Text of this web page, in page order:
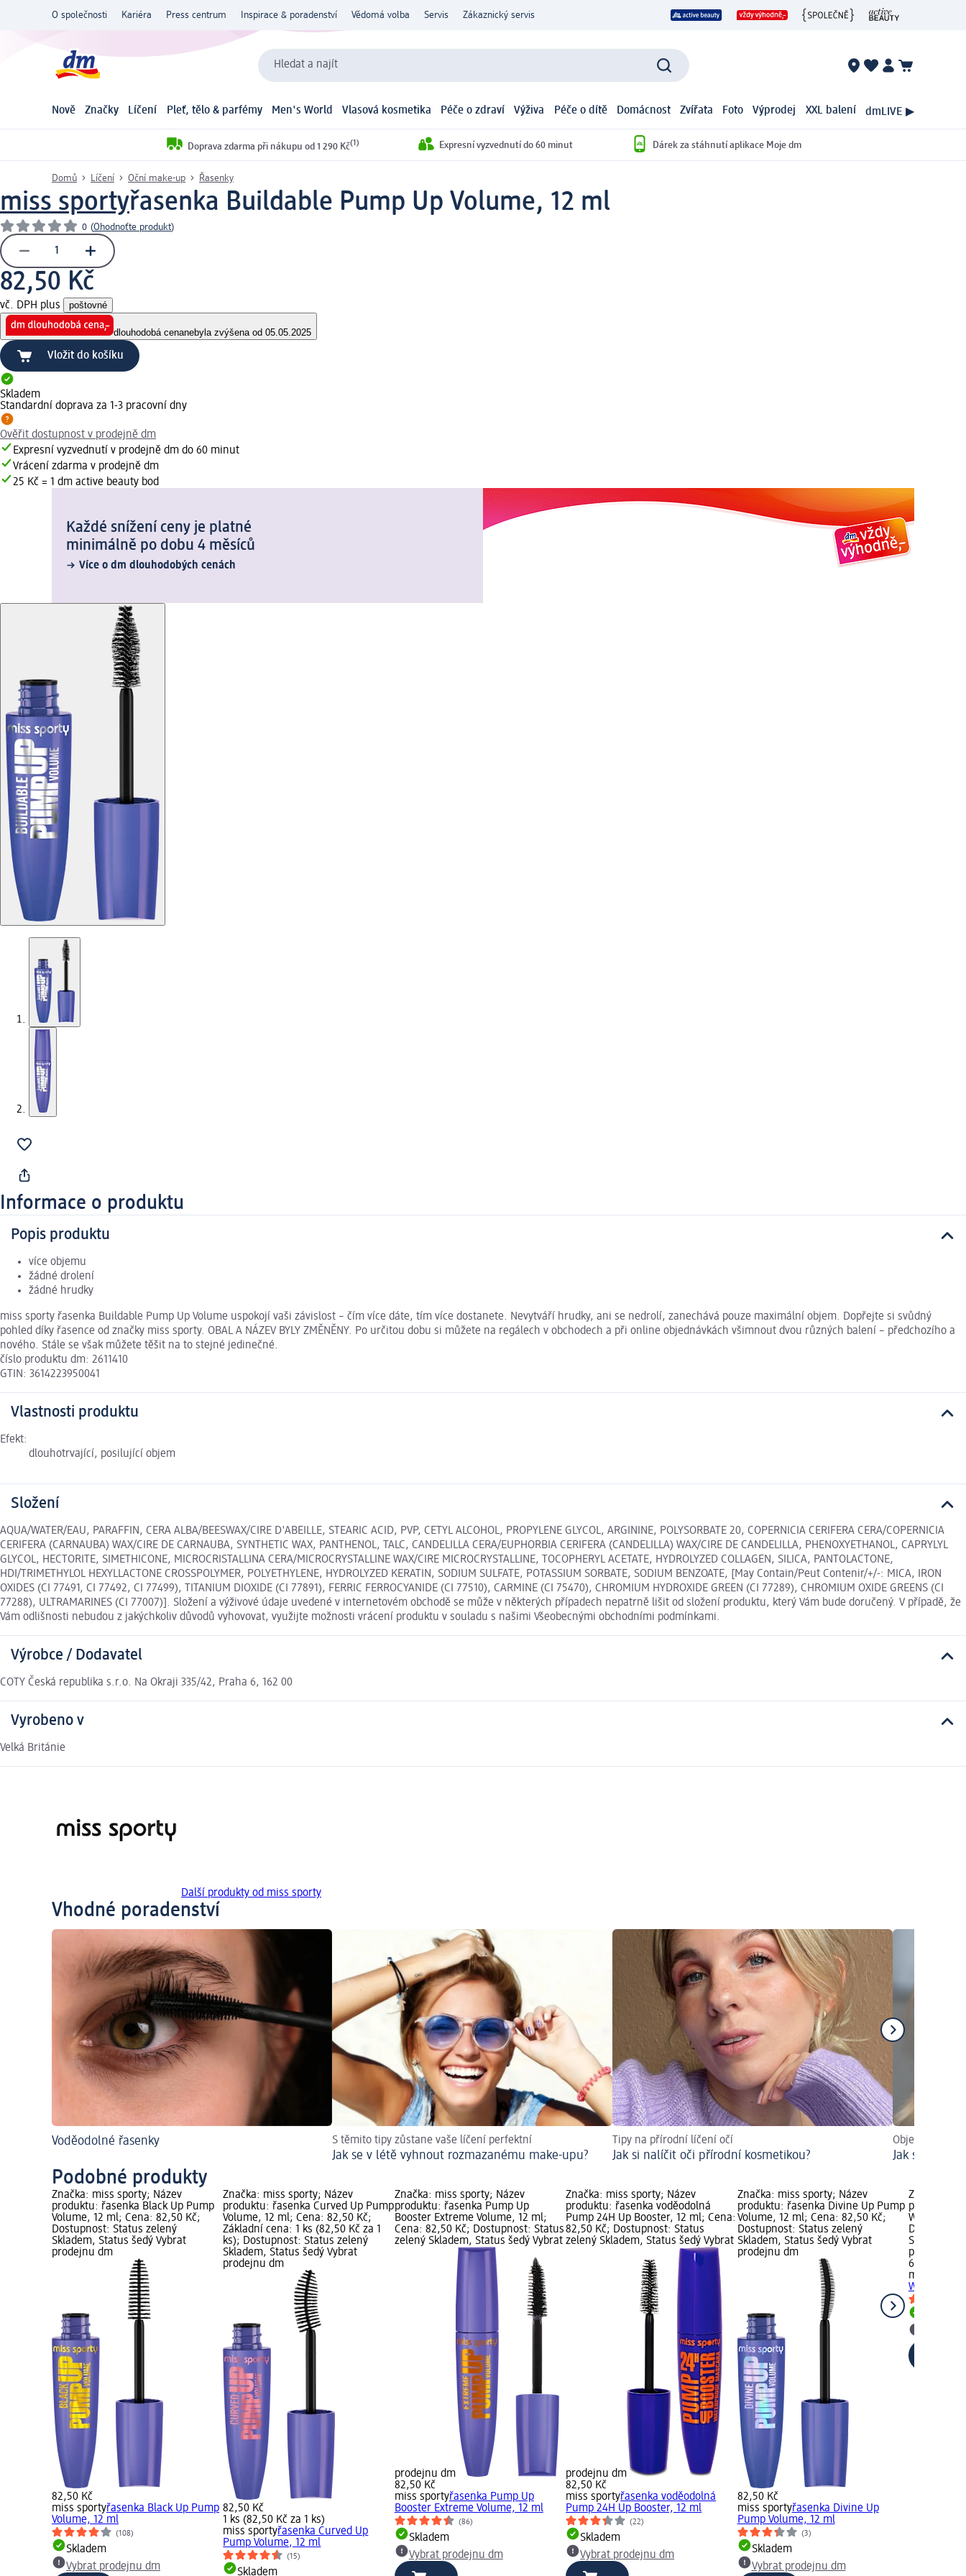
O společnosti Kariéra Press centrum Inspirace & poradenství Vědomá volba Servis Zákaznický servis
Hledat a najít
Nově Značky Líčení Pleť, tělo & parfémy Men's World Vlasová kosmetika Péče o zdraví Výživa Péče o dítě Domácnost Zvířata Foto Výprodej XXL balení dmLIVE ▶
Doprava zdarma při nákupu od 1 290 Kč(1) Expresní vyzvednutí do 60 minut Dárek za stáhnutí aplikace Moje dm
Domů Líčení Oční make-up Řasenky
miss sportyřasenka Buildable Pump Up Volume, 12 ml
0 (Ohodnoťte produkt)
82,50 Kč
vč. DPH plus poštovné
dlouhodobá cenanebyla zvýšena od 05.05.2025
Vložit do košíku
Skladem
Standardní doprava za 1-3 pracovní dny
Ověřit dostupnost v prodejně dm
Expresní vyzvednutí v prodejně dm do 60 minut
Vrácení zdarma v prodejně dm
25 Kč = 1 dm active beauty bod
Každé snížení ceny je platné
minimálně po dobu 4 měsíců
Více o dm dlouhodobých cenách
Informace o produktu
Popis produktu
více objemu
žádné drolení
žádné hrudky
miss sporty řasenka Buildable Pump Up Volume uspokojí vaši závislost – čím více dáte, tím více dostanete. Nevytváří hrudky, ani se nedrolí, zanechává pouze maximální objem. Dopřejte si svůdný
pohled díky řasence od značky miss sporty. OBAL A NÁZEV BYLY ZMĚNĚNY. Po určitou dobu si můžete na regálech v obchodech a při online objednávkách všimnout dvou různých balení – předchozího a
nového. Stále se však můžete těšit na to stejné jedinečné.
číslo produktu dm: 2611410
GTIN: 3614223950041
Vlastnosti produktu
Efekt:
dlouhotrvající, posilující objem
Složení
AQUA/WATER/EAU, PARAFFIN, CERA ALBA/BEESWAX/CIRE D'ABEILLE, STEARIC ACID, PVP, CETYL ALCOHOL, PROPYLENE GLYCOL, ARGININE, POLYSORBATE 20, COPERNICIA CERIFERA CERA/COPERNICIA
CERIFERA (CARNAUBA) WAX/CIRE DE CARNAUBA, SYNTHETIC WAX, PANTHENOL, TALC, CANDELILLA CERA/EUPHORBIA CERIFERA (CANDELILLA) WAX/CIRE DE CANDELILLA, PHENOXYETHANOL, CAPRYLYL
GLYCOL, HECTORITE, SIMETHICONE, MICROCRISTALLINA CERA/MICROCRYSTALLINE WAX/CIRE MICROCRYSTALLINE, TOCOPHERYL ACETATE, HYDROLYZED COLLAGEN, SILICA, PANTOLACTONE,
HDI/TRIMETHYLOL HEXYLLACTONE CROSSPOLYMER, POLYETHYLENE, HYDROLYZED KERATIN, SODIUM SULFATE, POTASSIUM SORBATE, SODIUM BENZOATE, [May Contain/Peut Contenir/+/-: MICA, IRON
OXIDES (CI 77491, CI 77492, CI 77499), TITANIUM DIOXIDE (CI 77891), FERRIC FERROCYANIDE (CI 77510), CARMINE (CI 75470), CHROMIUM HYDROXIDE GREEN (CI 77289), CHROMIUM OXIDE GREENS (CI
77288), ULTRAMARINES (CI 77007)]. Složení a výživové údaje uvedené v internetovém obchodě se může v některých případech nepatrně lišit od složení produktu, který Vám bude doručený. V případě, že
Vám odlišnosti nebudou z jakýchkoliv důvodů vyhovovat, využijte možnosti vrácení produktu v souladu s našimi Všeobecnými obchodními podmínkami.
Výrobce / Dodavatel
COTY Česká republika s.r.o. Na Okraji 335/42, Praha 6, 162 00
Vyrobeno v
Velká Británie
Další produkty od miss sporty
Vhodné poradenství
Voděodolné řasenky S těmito tipy zůstane vaše líčení perfektní
Jak se v létě vyhnout rozmazanému make-upu?
Tipy na přírodní líčení očí
Jak si nalíčit oči přírodní kosmetikou?
Objevit trendy
Jak si nalíčit
Podobné produkty
Značka: miss sporty; Název
produktu: řasenka Black Up Pump
Volume, 12 ml; Cena: 82,50 Kč;
Dostupnost: Status zelený
Skladem, Status šedý Vybrat
prodejnu dm
82,50 Kč
miss sportyřasenka Black Up Pump
Volume, 12 ml
(108)
Skladem
Vybrat prodejnu dm
Značka: miss sporty; Název
produktu: řasenka Curved Up Pump
Volume, 12 ml; Cena: 82,50 Kč;
Základní cena: 1 ks (82,50 Kč za 1
ks); Dostupnost: Status zelený
Skladem, Status šedý Vybrat
prodejnu dm
82,50 Kč
1 ks (82,50 Kč za 1 ks)
miss sportyřasenka Curved Up
Pump Volume, 12 ml
(15)
Skladem
Značka: miss sporty; Název
produktu: řasenka Pump Up
Booster Extreme Volume, 12 ml;
Cena: 82,50 Kč; Dostupnost: Status
zelený Skladem, Status šedý Vybrat
prodejnu dm
82,50 Kč
miss sportyřasenka Pump Up
Booster Extreme Volume, 12 ml
(86)
Skladem
Vybrat prodejnu dm
Značka: miss sporty; Název
produktu: řasenka voděodolná
Pump 24H Up Booster, 12 ml; Cena:
82,50 Kč; Dostupnost: Status
zelený Skladem, Status šedý Vybrat
prodejnu dm
82,50 Kč
miss sportyřasenka voděodolná
Pump 24H Up Booster, 12 ml
(22)
Skladem
Vybrat prodejnu dm
Značka: miss sporty; Název
produktu: řasenka Divine Up Pump
Volume, 12 ml; Cena: 82,50 Kč;
Dostupnost: Status zelený
Skladem, Status šedý Vybrat
prodejnu dm
82,50 Kč
miss sportyřasenka Divine Up
Pump Volume, 12 ml
(3)
Skladem
Vybrat prodejnu dm
Značka:
produktu:
Skladem,
prodejnu
67,50 Kč
miss sporty